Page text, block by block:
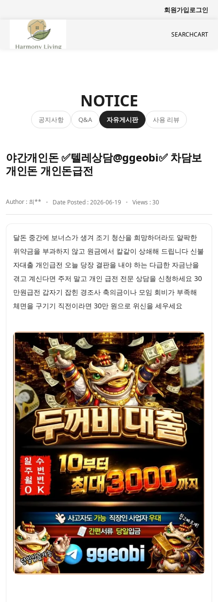
회원가입로그인
SEARCHCART
NOTICE
공지사항 Q&A 자유게시판 사용 리뷰
야간개인돈 ✅텔레상담@ggeobi✅ 차담보
개인돈 개인돈급전
Author : 최** Date Posted : 2026-06-19 Views : 30
달돈 중간에 보너스가 생겨 조기 청산을 희망하더라도 얄팍한
위약금을 부과하지 않고 원금에서 칼같이 상쇄해 드립니다 신불
자대출 개인급전 오늘 당장 결판을 내야 하는 다급한 자금난을
겪고 계신다면 주저 말고 개인 급전 전문 상담을 신청하세요 30
만원급전 갑자기 잡힌 경조사 축의금이나 모임 회비가 부족해
체면을 구기기 직전이라면 30만 원으로 위신을 세우세요